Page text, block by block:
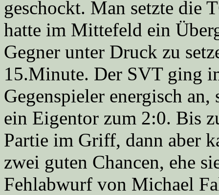
geschockt. Man setzte die
hatte im Mittefeld ein
Gegner unter Druck zu
15.Minute. Der SVT ging
Gegenspieler energisch
ein Eigentor zum 2:0. Bis
Partie im Griff, dann aber
zwei guten Chancen, ehe
Fehlabwurf von Michael